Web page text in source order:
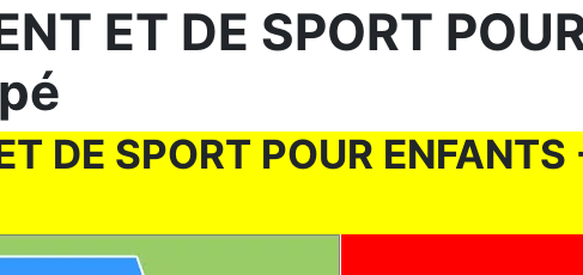
ET DE SPORT
DE SPORT POUR